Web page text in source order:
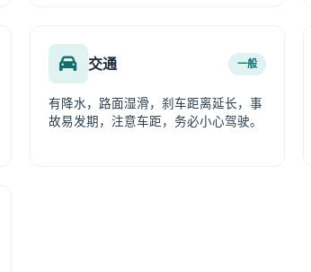
交通 一般
有降水，路面湿滑，刹车距离延长，事
故易发期，注意车距，务必小心驾驶。